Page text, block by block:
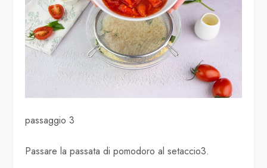
passaggio 3
Passare la passata di pomodoro al setaccio3.